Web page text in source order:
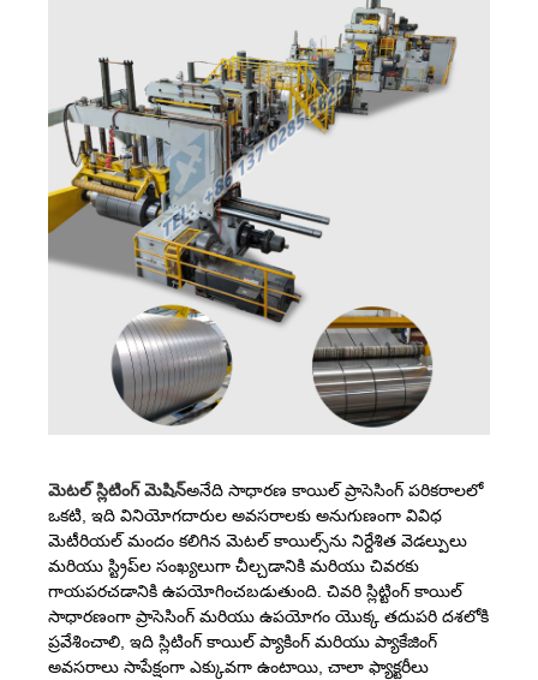
మెటల్ స్లిటింగ్ మెషిన్అనేది సాధారణ కాయిల్ ప్రాసెసింగ్ పరికరాలలో
ఒకటి, ఇది వినియోగదారుల అవసరాలకు అనుగుణంగా వివిధ
మెటీరియల్ మందం కలిగిన మెటల్ కాయిల్స్‌ను నిర్దేశిత వెడల్పులు
మరియు స్ట్రిప్‌ల సంఖ్యలుగా చీల్చడానికి మరియు చివరకు
గాయపరచడానికి ఉపయోగించబడుతుంది. చివరి స్లిట్టింగ్ కాయిల్
సాధారణంగా ప్రాసెసింగ్ మరియు ఉపయోగం యొక్క తదుపరి దశలోకి
ప్రవేశించాలి, ఇది స్లిటింగ్ కాయిల్ ప్యాకింగ్ మరియు ప్యాకేజింగ్
అవసరాలు సాపేక్షంగా ఎక్కువగా ఉంటాయి, చాలా ఫ్యాక్టరీలు